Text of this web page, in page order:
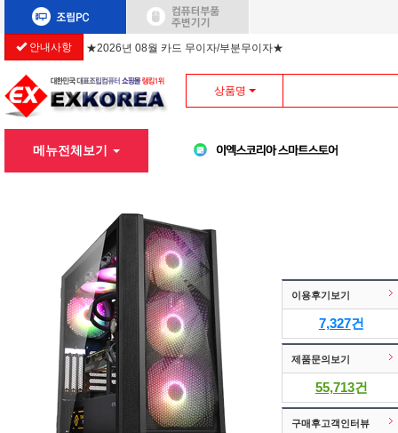
안내사항 ★2026년 08월 카드 무이자/부분무이자★
상품명
메뉴전체보기
이용후기보기
7,327건
제품문의보기
55,713건
구매후고객인터뷰